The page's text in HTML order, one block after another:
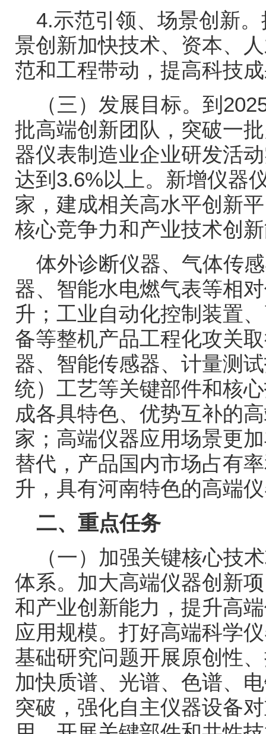
4.示范引领、场景创新
景创新加快技术、资本、
范和工程带动，提高科技
（三）发展目标。到
批高端创新团队，突破一
器仪表制造业企业研发活
达到3.6%以上。新增仪器
家，建成相关高水平创新
核心竞争力和产业技术创
体外诊断仪器、气体传
器、智能水电燃气表等相
升；工业自动化控制装置
备等整机产品工程化攻关
器、智能传感器、计量测
统）工艺等关键部件和核
成各具特色、优势互补的
家；高端仪器应用场景更
替代，产品国内市场占有
升，具有河南特色的高端
二、重点任务
（一）加强关键核心技
体系。加大高端仪器创新
和产业创新能力，提升高
应用规模。打好高端科学
基础研究问题开展原创性
加快质谱、光谱、色谱、
突破，强化自主仪器设备